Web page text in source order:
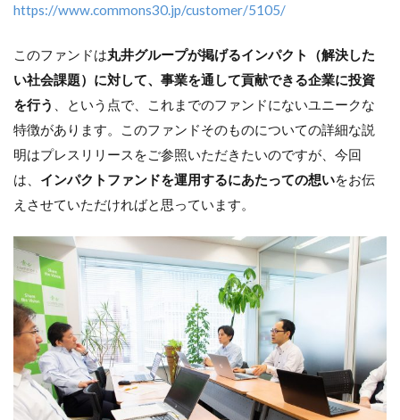
https://www.commons30.jp/customer/5105/
このファンドは丸井グループが掲げるインパクト（解決した
い社会課題）に対して、事業を通して貢献できる企業に投資
を行う
、という点で、これまでのファンドにないユニークな
特徴があります。このファンドそのものについての詳細な説
明はプレスリリースをご参照いただきたいのですが、今回
は、 インパクトファンドを運用するにあたっての想いをお伝
えさせていただければと思っています。